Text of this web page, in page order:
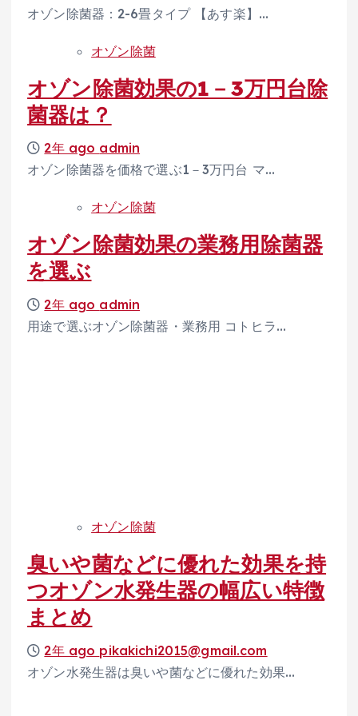
オゾン除菌器：2-6畳タイプ 【あす楽】…
オゾン除菌
オゾン除菌効果の1－3万円台除
菌器は？
2年 ago admin
オゾン除菌器を価格で選ぶ1－3万円台 マ…
オゾン除菌
オゾン除菌効果の業務用除菌器
を選ぶ
2年 ago admin
用途で選ぶオゾン除菌器・業務用 コトヒラ…
オゾン除菌
臭いや菌などに優れた効果を持
つオゾン水発生器の幅広い特徴
まとめ
2年 ago pikakichi2015@gmail.com
オゾン水発生器は臭いや菌などに優れた効果…